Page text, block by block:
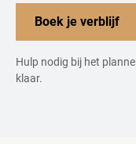
Boek je verblijf
Hulp nodig bij het
klaar.